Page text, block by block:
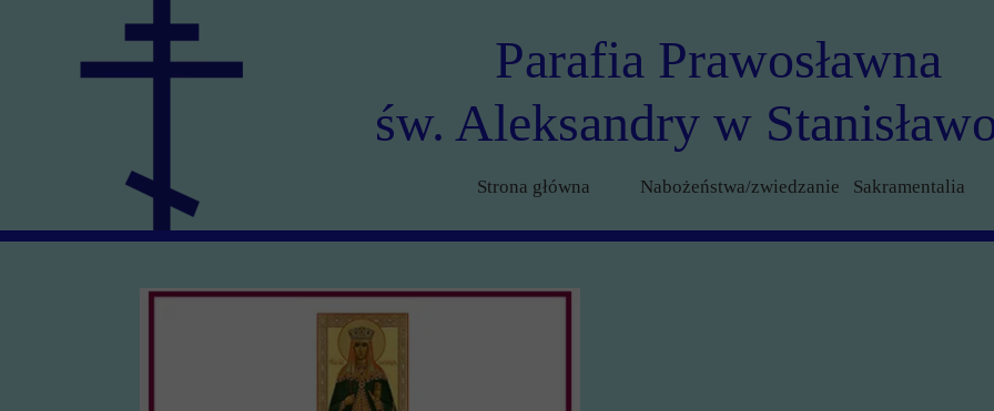
Parafia Prawosławna
św. Aleksandry w
Strona główna Nabożeństwa/zwiedzanie Sakramentalia